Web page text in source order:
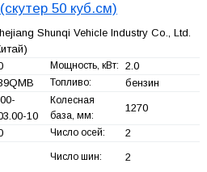
(скутер 50 куб.см)
Shunqi Vehicle Industry Co., Ltd.
Мощность, кВт: 2.0
Топливо: бензин
10
Колесная
база, мм:
1270
Число осей: 2
Число шин: 2